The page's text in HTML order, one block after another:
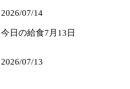
2026/07/14
今日の給食7月13日
2026/07/13